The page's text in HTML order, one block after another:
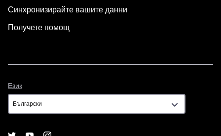
Синхронизирайте вашите данни
Получете помощ
Език